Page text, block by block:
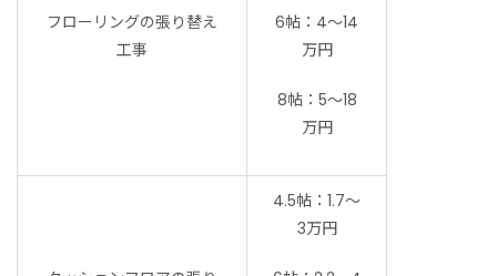
フローリングの張り替え
工事
6帖：4〜14
万円
8帖：5〜18
万円
4.5帖：1.7〜
3万円